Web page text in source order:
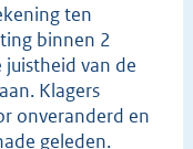
ten
binnen 2
van de
Klagers
onveranderd en
geleden.